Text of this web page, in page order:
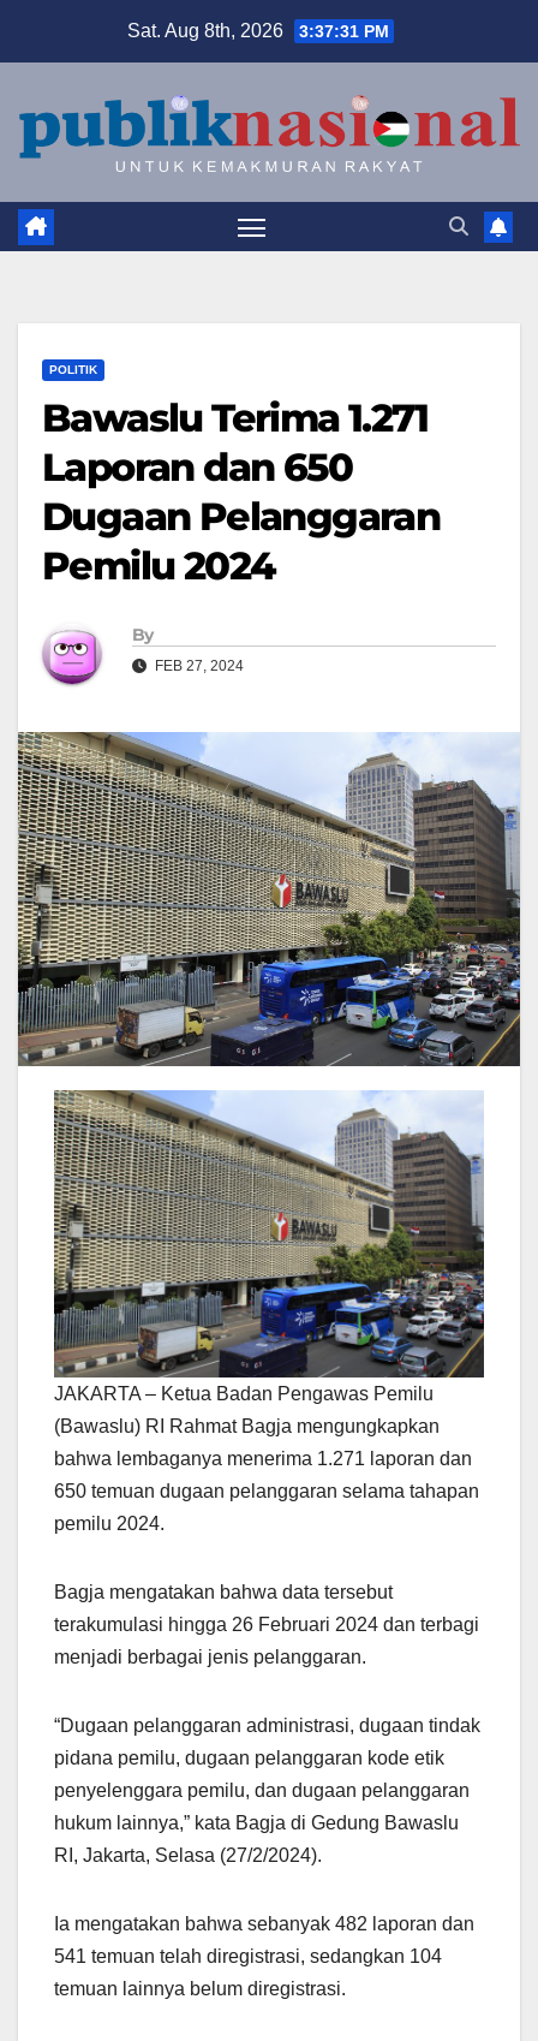
Sat. Aug 8th, 2026 3:37:32 PM
POLITIK
Bawaslu Terima 1.271
Laporan dan 650
Dugaan Pelanggaran
Pemilu 2024
By
FEB 27, 2024
JAKARTA – Ketua Badan Pengawas Pemilu
(Bawaslu) RI Rahmat Bagja mengungkapkan
bahwa lembaganya menerima 1.271 laporan dan
650 temuan dugaan pelanggaran selama tahapan
pemilu 2024.
Bagja mengatakan bahwa data tersebut
terakumulasi hingga 26 Februari 2024 dan terbagi
menjadi berbagai jenis pelanggaran.
“Dugaan pelanggaran administrasi, dugaan tindak
pidana pemilu, dugaan pelanggaran kode etik
penyelenggara pemilu, dan dugaan pelanggaran
hukum lainnya,” kata Bagja di Gedung Bawaslu
RI, Jakarta, Selasa (27/2/2024).
Ia mengatakan bahwa sebanyak 482 laporan dan
541 temuan telah diregistrasi, sedangkan 104
temuan lainnya belum diregistrasi.